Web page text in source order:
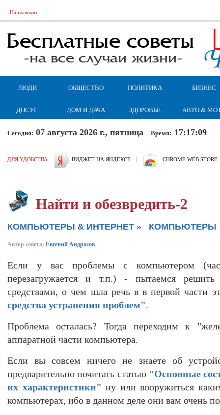
На главную
ЛЮДИ ОБЩЕСТВО ПОЛИТИКА БИЗНЕС
ДОСУГ ДОМ И ДАЧА ЗДОРОВЬЕ АВТО &
Сегодня: 07 августа 2026 г., пятница Время: 17:17:10
ДЛЯ УДОБСТВА: ВИДЖЕТ НА ЯНДЕКСЕ | CHROME WEB STORE
Найти и обезвредить-2
КОМПЬЮТЕРЫ & ИНТЕРНЕТ » КОМПЬЮТЕРЫ
Автор совета: Евгений Андросов
Если у вас проблемы с компьютером
перезагружается и т.п.) - пытаемся
средствами, о чем шла речь в в первой части
средства устранения проблем".
Проблема осталась? Тогда переходим к
аппаратной части компьютера.
Если вы совсем ничего не знаете об
предварительно почитать статью "Основные
их характеристики" ну или вооружиться
компьютерах, ибо в данном деле они вам очень